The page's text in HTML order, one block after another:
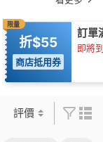
限量
折$55
商店抵用券
訂單
即將
評價